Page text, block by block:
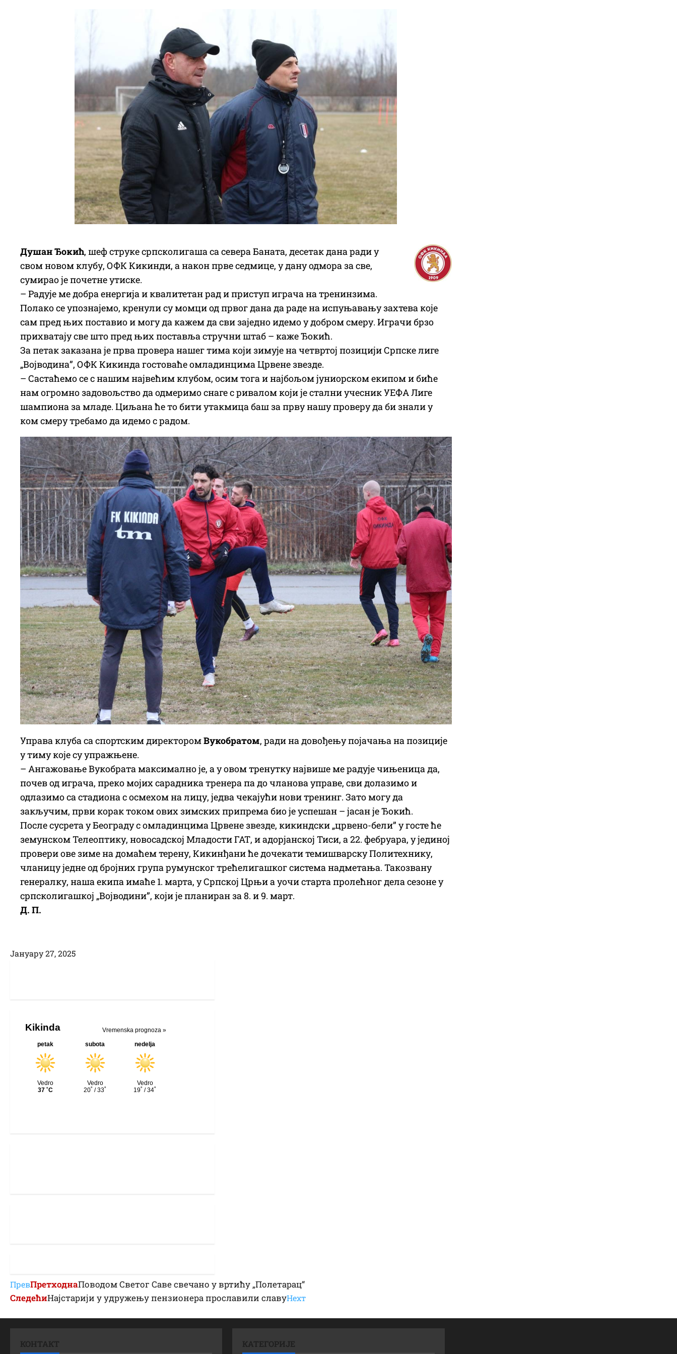
Душан Ђокић, шеф струке српсколигаша са севера Баната, десетак дана ради у
свом новом клубу, ОФК Кикинди, а након прве седмице, у дану одмора за све,
сумирао је почетне утиске.
– Радује ме добра енергија и квалитетан рад и приступ играча на тренинзима.
Полако се упознајемо, кренули су момци од првог дана да раде на испуњавању захтева које
сам пред њих поставио и могу да кажем да сви заједно идемо у добром смеру. Играчи брзо
прихватају све што пред њих поставља стручни штаб – каже Ђокић.
За петак заказана је прва провера нашег тима који зимује на четвртој позицији Српске лиге
„Војводина”, ОФК Кикинда гостоваће омладинцима Црвене звезде.
– Састаћемо се с нашим највећим клубом, осим тога и најбољом јуниорском екипом и биће
нам огромно задовољство да одмеримо снаге с ривалом који је стални учесник УЕФА Лиге
шампиона за младе. Циљана ће то бити утакмица баш за прву нашу проверу да би знали у
ком смеру требамо да идемо с радом.
Управа клуба са спортским директоромВукобратом, ради на довођењу појачања на позиције
у тиму које су упражњене.
– Ангажовање Вукобрата максимално је, а у овом тренутку највише ме радује чињеница да,
почев од играча, преко мојих сарадника тренера па до чланова управе, сви долазимо и
одлазимо са стадиона с осмехом на лицу, једва чекајући нови тренинг. Зато могу да
закључим, први корак током ових зимских припрема био је успешан – јасан је Ђокић.
После сусрета у Београду с омладинцима Црвене звезде, кикиндски „црвено-бели” у госте ће
земунском Телеоптику, новосадској Младости ГАТ, и адорјанској Тиси, а 22. фебруара, у јединој
провери ове зиме на домаћем терену, Кикинђани ће дочекати темишварску Политехнику,
чланицу једне од бројних група румунског трећелигашког система надметања. Такозвану
генералку, наша екипа имаће 1. марта, у Српској Црњи а уочи старта пролећног дела сезоне у
српсколигашкој „Војводини”, који је планиран за 8. и 9. март.
Д. П.
Јануарy 27, 2025
ПревПретходнаПоводом Светог Саве свечано у вртићу „Полетарац“
СледећиНајстарији у удружењу пензионера прославили славуНеxт
КОНТАКТ КАТЕГОРИЈЕ